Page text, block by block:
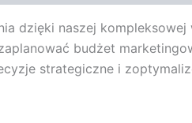
dzięki naszej
budżet
strategiczne i